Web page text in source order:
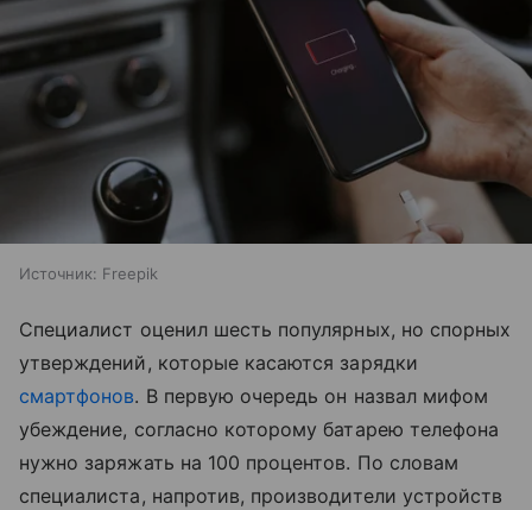
Источник: Freepik
Специалист оценил шесть популярных, но спорных
утверждений, которые касаются зарядки
смартфонов. В первую очередь он назвал мифом
убеждение, согласно которому батарею телефона
нужно заряжать на 100 процентов. По словам
специалиста, напротив, производители устройств